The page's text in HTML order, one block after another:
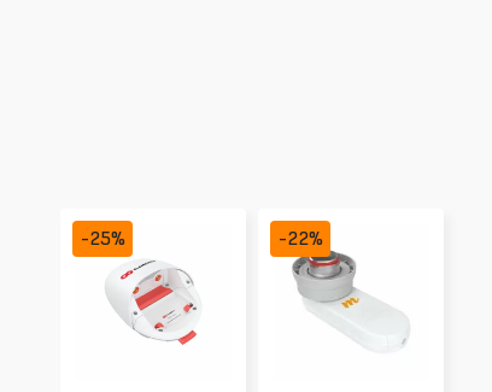
-25% -22%